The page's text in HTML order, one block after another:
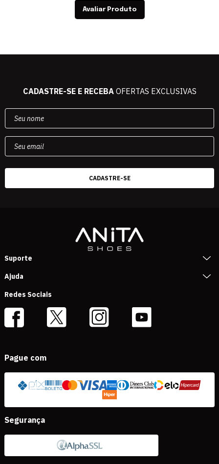
Avaliar Produto
CADASTRE-SE E RECEBAOFERTAS EXCLUSIVAS
Suporte
Ajuda
Redes Sociais
Pague com
Segurança